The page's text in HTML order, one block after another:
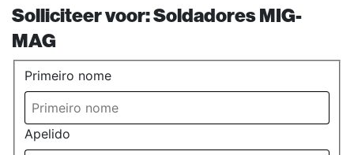
Solliciteer voor:Soldadores MIG-
MAG
Primeiro nome
Apelido